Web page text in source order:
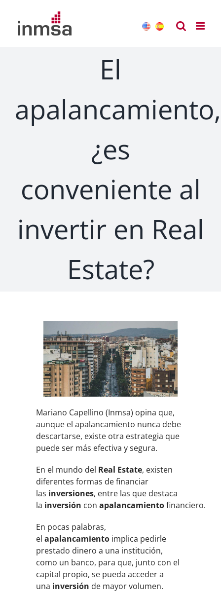
contenido
El
apalancamiento,
¿es
conveniente al
invertir en Real
Estate?
Mariano Capellino (Inmsa) opina que,
aunque el apalancamiento nunca debe
descartarse, existe otra estrategia que
puede ser más efectiva y segura.
En el mundo del Real Estate, existen
diferentes formas de financiar
las inversiones, entre las que destaca
la inversión conapalancamientofinanciero.
En pocas palabras,
elapalancamiento implica pedirle
prestado dinero a una institución,
como un banco, para que, junto con el
capital propio, se pueda acceder a
una inversión de mayor volumen.